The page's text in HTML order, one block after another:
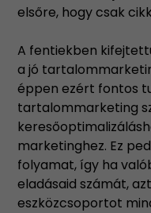
elsőre, hogy csak
A fentiekben
a jó
éppen ezért fontos
tartalommarketing
marketinghez. Ez
folyamat, így ha
eladásaid számát,
eszközcsoportot